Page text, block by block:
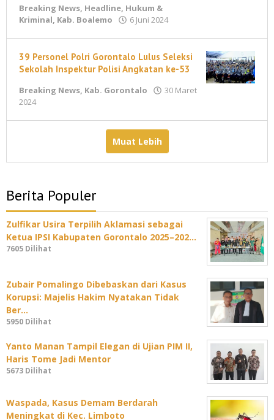
Breaking News, Headline, Hukum &
Kriminal, Kab. Boalemo 6 Juni 2024
Ahmad
39 Personel Polri Gorontalo Lulus Seleksi
Sekolah Inspektur Polisi Angkatan ke-53
Breaking News, Kab. Gorontalo
30 Maret
2024
Ahmad
Muat Lebih
Berita Populer
Zulfikar Usira Terpilih Aklamasi sebagai
Ketua IPSI Kabupaten Gorontalo 2025–202…
7605 Dilihat
Zubair Pomalingo Dibebaskan dari Kasus
Korupsi: Majelis Hakim Nyatakan Tidak
Ber…
5950 Dilihat
Yanto Manan Tampil Elegan di Ujian PIM II,
Haris Tome Jadi Mentor
5673 Dilihat
Waspada, Kasus Demam Berdarah
Meningkat di Kec. Limboto